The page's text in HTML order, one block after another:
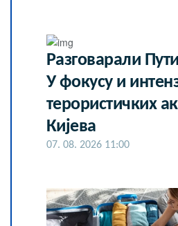
Разговарали
У фокусу и
терористичких
Кијева
07. 08. 2026 11:00